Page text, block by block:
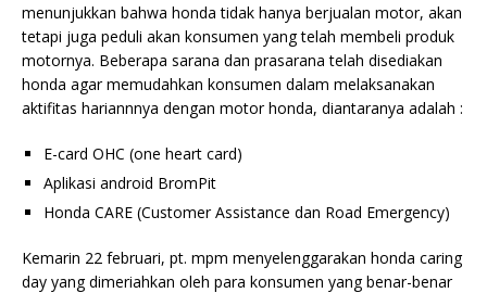
menunjukkan bahwa honda tidak hanya berjualan motor, akan
tetapi juga peduli akan konsumen yang telah membeli produk
motornya. Beberapa sarana dan prasarana telah disediakan
honda agar memudahkan konsumen dalam melaksanakan
aktifitas hariannnya dengan motor honda, diantaranya adalah :
E-card OHC (one heart card)
Aplikasi android BromPit
Honda CARE (Customer Assistance dan Road Emergency)
Kemarin 22 februari, pt. mpm menyelenggarakan honda caring
day yang dimeriahkan oleh para konsumen yang benar-benar